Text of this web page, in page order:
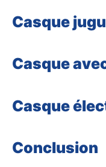
Casque
Casque
Casque
Conclusion